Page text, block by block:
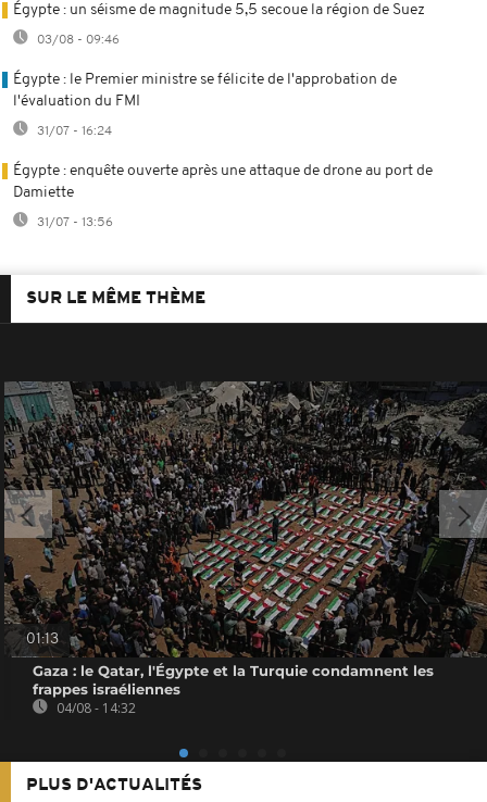
Égypte : un séisme de magnitude 5,5 secoue la région de Suez
03/08 - 09:46
Égypte : le Premier ministre se félicite de l'approbation de
l'évaluation du FMI
31/07 - 16:24
Égypte : enquête ouverte après une attaque de drone au port de
Damiette
31/07 - 13:56
SUR LE MÊME THÈME
01:13
Gaza : le Qatar, l'Égypte et la Turquie condamnent les
frappes israéliennes
04/08 - 14:32
PLUS D'ACTUALITÉS